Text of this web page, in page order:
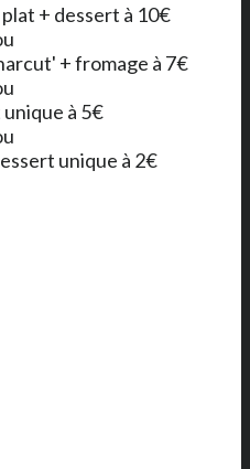
+ dessert à 10€
+ fromage à 7€
à 5€
unique à 2€